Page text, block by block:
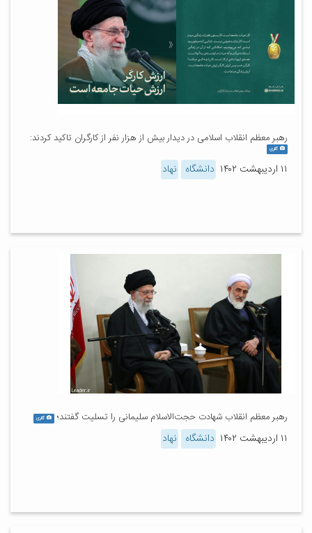
رهبر معظم انقلاب اسلامی در دیدار بیش از هزار نفر از کارگران تاکید کردند:
گالری
۱۱ اردیبهشت ۱۴۰۲ دانشگاه نهاد
رهبر معظم انقلاب شهادت حجت‌الاسلام سلیمانی را تسلیت گفتند؛ گالری
۱۱ اردیبهشت ۱۴۰۲ دانشگاه نهاد